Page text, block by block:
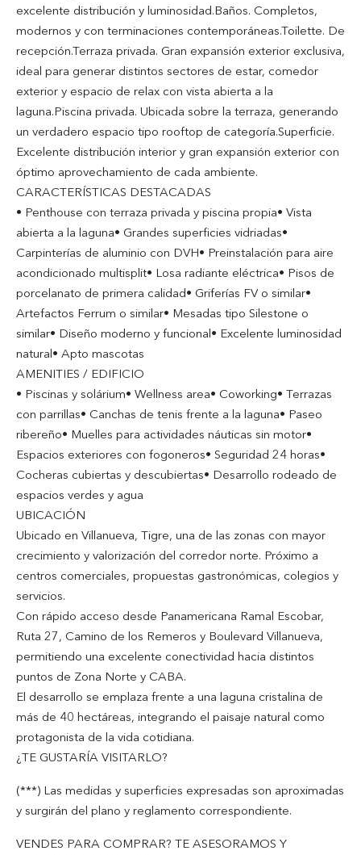
excelente distribución y luminosidad.Baños. Completos,
modernos y con terminaciones contemporáneas.Toilette. De
recepción.Terraza privada. Gran expansión exterior exclusiva,
ideal para generar distintos sectores de estar, comedor
exterior y espacio de relax con vista abierta a la
laguna.Piscina privada. Ubicada sobre la terraza, generando
un verdadero espacio tipo rooftop de categoría.Superficie.
Excelente distribución interior y gran expansión exterior con
óptimo aprovechamiento de cada ambiente.
CARACTERÍSTICAS DESTACADAS
• Penthouse con terraza privada y piscina propia• Vista
abierta a la laguna• Grandes superficies vidriadas•
Carpinterías de aluminio con DVH• Preinstalación para aire
acondicionado multisplit• Losa radiante eléctrica• Pisos de
porcelanato de primera calidad• Griferías FV o similar•
Artefactos Ferrum o similar• Mesadas tipo Silestone o
similar• Diseño moderno y funcional• Excelente luminosidad
natural• Apto mascotas
AMENITIES / EDIFICIO
• Piscinas y solárium• Wellness area• Coworking• Terrazas
con parrillas• Canchas de tenis frente a la laguna• Paseo
ribereño• Muelles para actividades náuticas sin motor•
Espacios exteriores con fogoneros• Seguridad 24 horas•
Cocheras cubiertas y descubiertas• Desarrollo rodeado de
espacios verdes y agua
UBICACIÓN
Ubicado en Villanueva, Tigre, una de las zonas con mayor
crecimiento y valorización del corredor norte. Próximo a
centros comerciales, propuestas gastronómicas, colegios y
servicios.
Con rápido acceso desde Panamericana Ramal Escobar,
Ruta 27, Camino de los Remeros y Boulevard Villanueva,
permitiendo una excelente conectividad hacia distintos
puntos de Zona Norte y CABA.
El desarrollo se emplaza frente a una laguna cristalina de
más de 40 hectáreas, integrando el paisaje natural como
protagonista de la vida cotidiana.
¿TE GUSTARÍA VISITARLO?
(***) Las medidas y superficies expresadas son aproximadas
y surgirán del plano y reglamento correspondiente.
VENDES PARA COMPRAR? TE ASESORAMOS Y